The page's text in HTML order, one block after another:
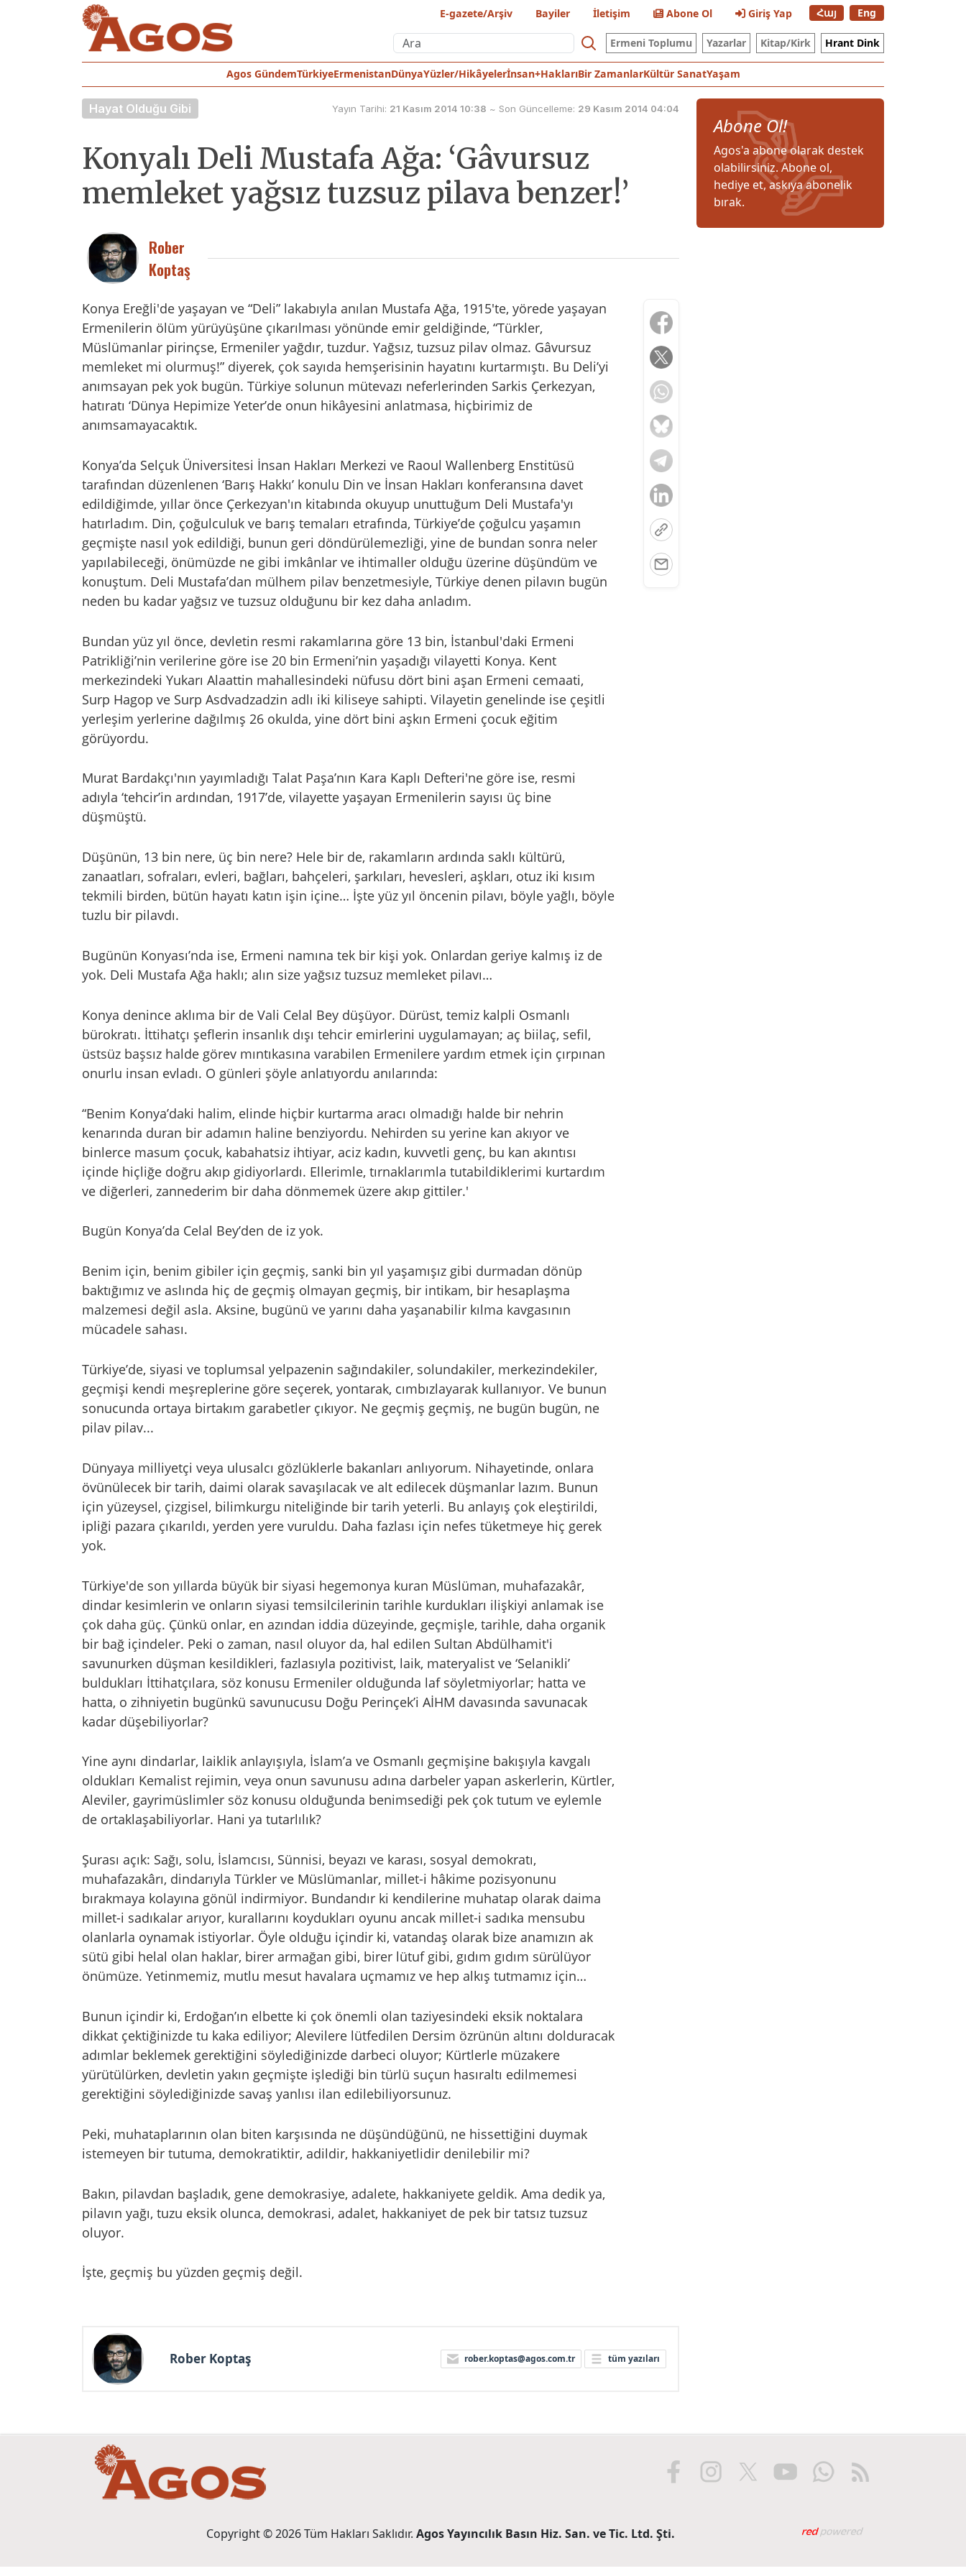
E-gazete/Arşiv Bayiler İletişim Abone Ol Giriş Yap Հայ Eng
Ermeni Toplumu Yazarlar Kitap/Kirk Hrant Dink
Agos GündemTürkiyeErmenistanDünyaYüzler/Hikâyelerİnsan+HaklarıBir ZamanlarKültür SanatYaşam
Hayat Olduğu Gibi Yayın Tarihi: 21 Kasım 2014 10:38 ~ Son Güncelleme: 29 Kasım 2014 04:04
Konyalı Deli Mustafa Ağa: ‘Gâvursuz
memleket yağsız tuzsuz pilava benzer!’
Rober
Koptaş
Konya Ereğli'de yaşayan ve “Deli” lakabıyla anılan Mustafa Ağa, 1915'te, yörede yaşayan
Ermenilerin ölüm yürüyüşüne çıkarılması yönünde emir geldiğinde, “Türkler,
Müslümanlar pirinçse, Ermeniler yağdır, tuzdur. Yağsız, tuzsuz pilav olmaz. Gâvursuz
memleket mi olurmuş!” diyerek, çok sayıda hemşerisinin hayatını kurtarmıştı. Bu Deli’yi
anımsayan pek yok bugün. Türkiye solunun mütevazı neferlerinden Sarkis Çerkezyan,
hatıratı ‘Dünya Hepimize Yeter’de onun hikâyesini anlatmasa, hiçbirimiz de
anımsamayacaktık.
Konya’da Selçuk Üniversitesi İnsan Hakları Merkezi ve Raoul Wallenberg Enstitüsü
tarafından düzenlenen ‘Barış Hakkı’ konulu Din ve İnsan Hakları konferansına davet
edildiğimde, yıllar önce Çerkezyan'ın kitabında okuyup unuttuğum Deli Mustafa'yı
hatırladım. Din, çoğulculuk ve barış temaları etrafında, Türkiye’de çoğulcu yaşamın
geçmişte nasıl yok edildiği, bunun geri döndürülemezliği, yine de bundan sonra neler
yapılabileceği, önümüzde ne gibi imkânlar ve ihtimaller olduğu üzerine düşündüm ve
konuştum. Deli Mustafa’dan mülhem pilav benzetmesiyle, Türkiye denen pilavın bugün
neden bu kadar yağsız ve tuzsuz olduğunu bir kez daha anladım.
Bundan yüz yıl önce, devletin resmi rakamlarına göre 13 bin, İstanbul'daki Ermeni
Patrikliği’nin verilerine göre ise 20 bin Ermeni’nin yaşadığı vilayetti Konya. Kent
merkezindeki Yukarı Alaattin mahallesindeki nüfusu dört bini aşan Ermeni cemaati,
Surp Hagop ve Surp Asdvadzadzin adlı iki kiliseye sahipti. Vilayetin genelinde ise çeşitli
yerleşim yerlerine dağılmış 26 okulda, yine dört bini aşkın Ermeni çocuk eğitim
görüyordu.
Murat Bardakçı'nın yayımladığı Talat Paşa’nın Kara Kaplı Defteri'ne göre ise, resmi
adıyla ‘tehcir’in ardından, 1917’de, vilayette yaşayan Ermenilerin sayısı üç bine
düşmüştü.
Düşünün, 13 bin nere, üç bin nere? Hele bir de, rakamların ardında saklı kültürü,
zanaatları, sofraları, evleri, bağları, bahçeleri, şarkıları, hevesleri, aşkları, otuz iki kısım
tekmili birden, bütün hayatı katın işin içine… İşte yüz yıl öncenin pilavı, böyle yağlı, böyle
tuzlu bir pilavdı.
Bugünün Konyası’nda ise, Ermeni namına tek bir kişi yok. Onlardan geriye kalmış iz de
yok. Deli Mustafa Ağa haklı; alın size yağsız tuzsuz memleket pilavı…
Konya denince aklıma bir de Vali Celal Bey düşüyor. Dürüst, temiz kalpli Osmanlı
bürokratı. İttihatçı şeflerin insanlık dışı tehcir emirlerini uygulamayan; aç biilaç, sefil,
üstsüz başsız halde görev mıntıkasına varabilen Ermenilere yardım etmek için çırpınan
onurlu insan evladı. O günleri şöyle anlatıyordu anılarında:
“Benim Konya’daki halim, elinde hiçbir kurtarma aracı olmadığı halde bir nehrin
kenarında duran bir adamın haline benziyordu. Nehirden su yerine kan akıyor ve
binlerce masum çocuk, kabahatsiz ihtiyar, aciz kadın, kuvvetli genç, bu kan akıntısı
içinde hiçliğe doğru akıp gidiyorlardı. Ellerimle, tırnaklarımla tutabildiklerimi kurtardım
ve diğerleri, zannederim bir daha dönmemek üzere akıp gittiler.'
Bugün Konya’da Celal Bey’den de iz yok.
Benim için, benim gibiler için geçmiş, sanki bin yıl yaşamışız gibi durmadan dönüp
baktığımız ve aslında hiç de geçmiş olmayan geçmiş, bir intikam, bir hesaplaşma
malzemesi değil asla. Aksine, bugünü ve yarını daha yaşanabilir kılma kavgasının
mücadele sahası.
Türkiye’de, siyasi ve toplumsal yelpazenin sağındakiler, solundakiler, merkezindekiler,
geçmişi kendi meşreplerine göre seçerek, yontarak, cımbızlayarak kullanıyor. Ve bunun
sonucunda ortaya birtakım garabetler çıkıyor. Ne geçmiş geçmiş, ne bugün bugün, ne
pilav pilav...
Dünyaya milliyetçi veya ulusalcı gözlüklerle bakanları anlıyorum. Nihayetinde, onlara
övünülecek bir tarih, daimi olarak savaşılacak ve alt edilecek düşmanlar lazım. Bunun
için yüzeysel, çizgisel, bilimkurgu niteliğinde bir tarih yeterli. Bu anlayış çok eleştirildi,
ipliği pazara çıkarıldı, yerden yere vuruldu. Daha fazlası için nefes tüketmeye hiç gerek
yok.
Türkiye'de son yıllarda büyük bir siyasi hegemonya kuran Müslüman, muhafazakâr,
dindar kesimlerin ve onların siyasi temsilcilerinin tarihle kurdukları ilişkiyi anlamak ise
çok daha güç. Çünkü onlar, en azından iddia düzeyinde, geçmişle, tarihle, daha organik
bir bağ içindeler. Peki o zaman, nasıl oluyor da, hal edilen Sultan Abdülhamit'i
savunurken düşman kesildikleri, fazlasıyla pozitivist, laik, materyalist ve ‘Selanikli’
buldukları İttihatçılara, söz konusu Ermeniler olduğunda laf söyletmiyorlar; hatta ve
hatta, o zihniyetin bugünkü savunucusu Doğu Perinçek’i AİHM davasında savunacak
kadar düşebiliyorlar?
Yine aynı dindarlar, laiklik anlayışıyla, İslam’a ve Osmanlı geçmişine bakışıyla kavgalı
oldukları Kemalist rejimin, veya onun savunusu adına darbeler yapan askerlerin, Kürtler,
Aleviler, gayrimüslimler söz konusu olduğunda benimsediği pek çok tutum ve eylemle
de ortaklaşabiliyorlar. Hani ya tutarlılık?
Şurası açık: Sağı, solu, İslamcısı, Sünnisi, beyazı ve karası, sosyal demokratı,
muhafazakârı, dindarıyla Türkler ve Müslümanlar, millet-i hâkime pozisyonunu
bırakmaya kolayına gönül indirmiyor. Bundandır ki kendilerine muhatap olarak daima
millet-i sadıkalar arıyor, kurallarını koydukları oyunu ancak millet-i sadıka mensubu
olanlarla oynamak istiyorlar. Öyle olduğu içindir ki, vatandaş olarak bize anamızın ak
sütü gibi helal olan haklar, birer armağan gibi, birer lütuf gibi, gıdım gıdım sürülüyor
önümüze. Yetinmemiz, mutlu mesut havalara uçmamız ve hep alkış tutmamız için…
Bunun içindir ki, Erdoğan’ın elbette ki çok önemli olan taziyesindeki eksik noktalara
dikkat çektiğinizde tu kaka ediliyor; Alevilere lütfedilen Dersim özrünün altını dolduracak
adımlar beklemek gerektiğini söylediğinizde darbeci oluyor; Kürtlerle müzakere
yürütülürken, devletin yakın geçmişte işlediği bin türlü suçun hasıraltı edilmemesi
gerektiğini söylediğinizde savaş yanlısı ilan edilebiliyorsunuz.
Peki, muhataplarının olan biten karşısında ne düşündüğünü, ne hissettiğini duymak
istemeyen bir tutuma, demokratiktir, adildir, hakkaniyetlidir denilebilir mi?
Bakın, pilavdan başladık, gene demokrasiye, adalete, hakkaniyete geldik. Ama dedik ya,
pilavın yağı, tuzu eksik olunca, demokrasi, adalet, hakkaniyet de pek bir tatsız tuzsuz
oluyor.
İşte, geçmiş bu yüzden geçmiş değil.
Rober Koptaş rober.koptas@agos.com.tr tüm yazıları
Abone Ol!
Agos'a abone olarak destek
olabilirsiniz. Abone ol,
hediye et, askıya abonelik
bırak.
Copyright © 2026 Tüm Hakları Saklıdır. Agos Yayıncılık Basın Hiz. San. ve Tic. Ltd. Şti. Web tasarım: Red